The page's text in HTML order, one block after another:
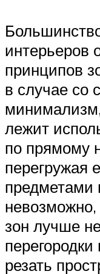
интерьеров
принципов
в случае со
лежит
по прямому
перегружая
предметами
невозможно,
зон лучше
резать